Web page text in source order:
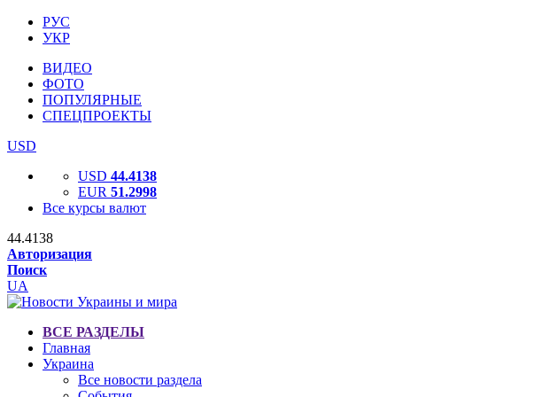
РУС
УКР
ВИДЕО
ФОТО
ПОПУЛЯРНЫЕ
СПЕЦПРОЕКТЫ
USD
USD 44.4138
EUR 51.2998
Все курсы валют
44.4138
Авторизация
Поиск
UA
ВСЕ РАЗДЕЛЫ
Главная
Украина
Все новости раздела